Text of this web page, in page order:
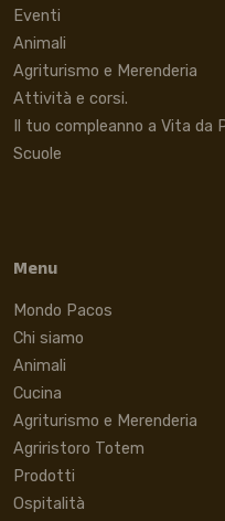
Eventi
Animali
Agriturismo e Merenderia
Attività e corsi.
Il tuo compleanno a Vita da
Scuole
Menu
Mondo Pacos
Chi siamo
Animali
Cucina
Agriturismo e Merenderia
Agriristoro Totem
Prodotti
Ospitalità